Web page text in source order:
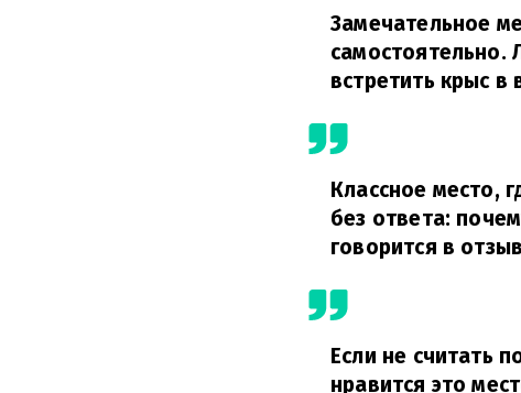
Замечательное
самостоятельно.
встретить крыс в
Классное место,
без ответа:
говорится в
Если не считать
нравится это